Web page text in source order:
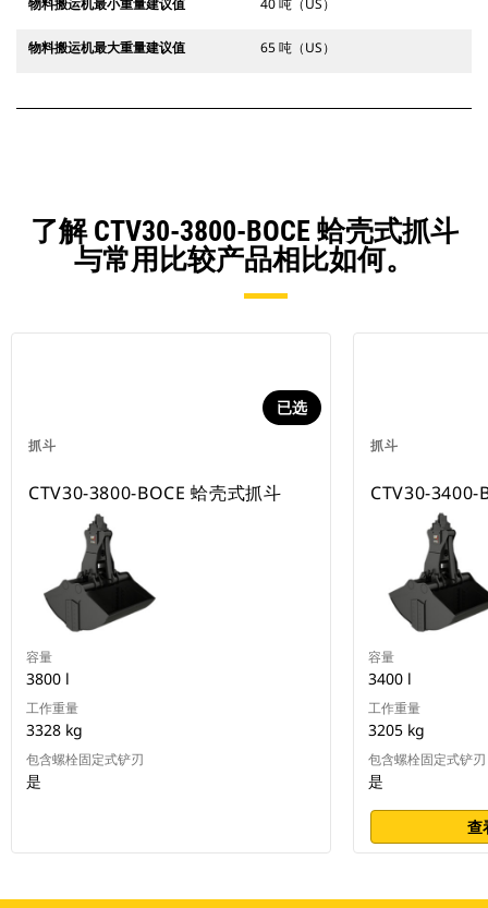
物料搬运机最小重量建议值 40 吨（US）
物料搬运机最大重量建议值 65 吨（US）
了解 CTV30-3800-BOCE 蛤壳式抓斗
与常用比较产品相比如何。
抓斗
已选
CTV30-3800-BOCE 蛤壳式抓斗
容量
3800 l
工作重量
3328 kg
包含螺栓固定式铲刃
是
抓斗
CTV30-3400-
容量
3400 l
工作重量
3205 kg
包含螺栓固定式铲刃
是
查